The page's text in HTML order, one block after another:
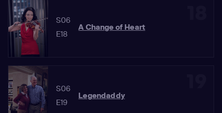
S06
E18
A Change of Heart
S06
E19
Legendaddy